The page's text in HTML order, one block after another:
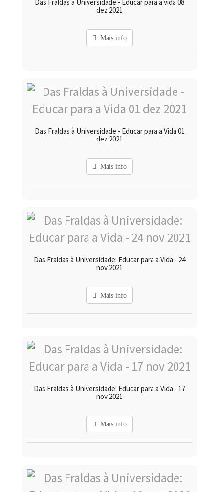
Das Fraldas à Universidade - Educar para a vida 08
dez 2021
Mais info
Das Fraldas à Universidade - Educar para a Vida 01
dez 2021
Mais info
Das Fraldas à Universidade: Educar para a Vida - 24
nov 2021
Mais info
Das Fraldas à Universidade: Educar para a Vida - 17
nov 2021
Mais info